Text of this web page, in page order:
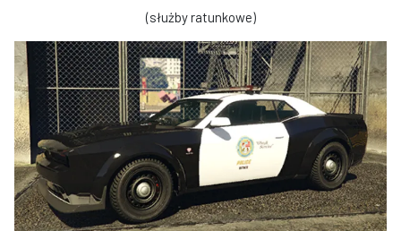
(służby ratunkowe)